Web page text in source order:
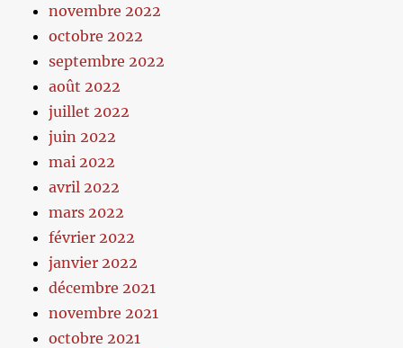
novembre 2022
octobre 2022
septembre 2022
août 2022
juillet 2022
juin 2022
mai 2022
avril 2022
mars 2022
février 2022
janvier 2022
décembre 2021
novembre 2021
octobre 2021